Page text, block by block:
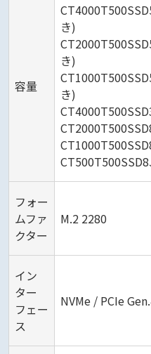
容量
き)
き)
き)
フォー
ムファ
クター
M.2 2280
イン
ター
フェー
ス
NVMe / PCIe